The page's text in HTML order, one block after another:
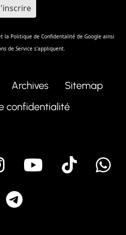
la Politique de Confidentalité de Google ainsi
de Service s'appliquent.
Archives
Sitemap
confidentialité
Instagram
Youtube
Tik